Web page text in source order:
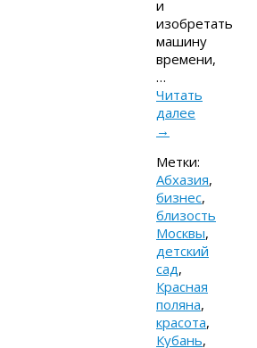
и
изобретать
машину
времени,
…
Читать
далее
→
Метки:
Абхазия,
бизнес,
близость
Москвы,
детский
сад,
Красная
поляна,
красота,
Кубань,